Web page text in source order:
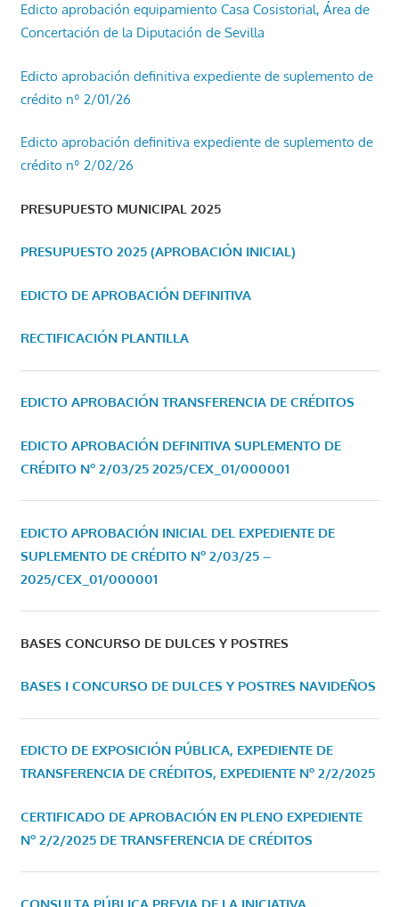
Edicto aprobación equipamiento Casa Cosistorial, Área de
Concertación de la Diputación de Sevilla
Edicto aprobación definitiva expediente de suplemento de
crédito nº 2/01/26
Edicto aprobación definitiva expediente de suplemento de
crédito nº 2/02/26
PRESUPUESTO MUNICIPAL 2025
PRESUPUESTO 2025 (APROBACIÓN INICIAL)
EDICTO DE APROBACIÓN DEFINITIVA
RECTIFICACIÓN PLANTILLA
EDICTO APROBACIÓN TRANSFERENCIA DE CRÉDITOS
EDICTO APROBACIÓN DEFINITIVA SUPLEMENTO DE
CRÉDITO Nº 2/03/25 2025/CEX_01/000001
EDICTO APROBACIÓN INICIAL DEL EXPEDIENTE DE
SUPLEMENTO DE CRÉDITO Nº 2/03/25 –
2025/CEX_01/000001
BASES CONCURSO DE DULCES Y POSTRES
BASES I CONCURSO DE DULCES Y POSTRES NAVIDEÑOS
EDICTO DE EXPOSICIÓN PÚBLICA, EXPEDIENTE DE
TRANSFERENCIA DE CRÉDITOS, EXPEDIENTE Nº 2/2/2025
CERTIFICADO DE APROBACIÓN EN PLENO EXPEDIENTE
Nº 2/2/2025 DE TRANSFERENCIA DE CRÉDITOS
CONSULTA PÚBLICA PREVIA DE LA INICIATIVA